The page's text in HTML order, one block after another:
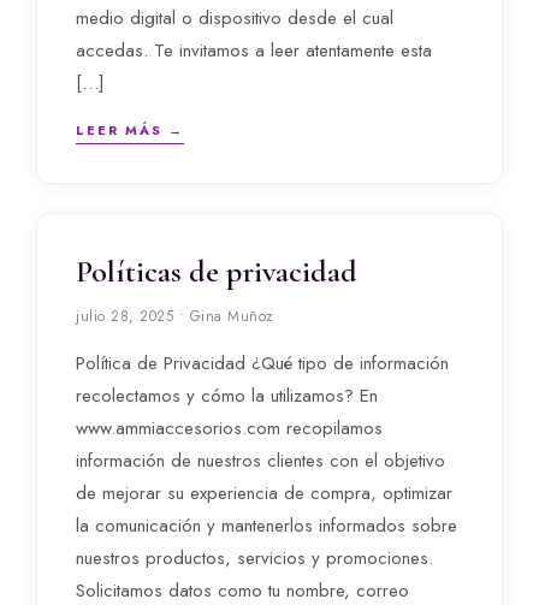
medio digital o dispositivo desde el cual
accedas. Te invitamos a leer atentamente esta
[…]
LEER MÁS →
Políticas de privacidad
julio 28, 2025 • Gina Muñoz
Política de Privacidad ¿Qué tipo de información
recolectamos y cómo la utilizamos? En
www.ammiaccesorios.com recopilamos
información de nuestros clientes con el objetivo
de mejorar su experiencia de compra, optimizar
la comunicación y mantenerlos informados sobre
nuestros productos, servicios y promociones.
Solicitamos datos como tu nombre, correo